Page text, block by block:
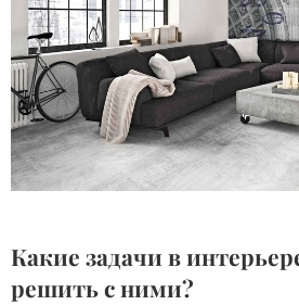
Какие задачи в
решить с ними?